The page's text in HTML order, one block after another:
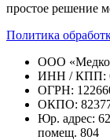
простое решение
Политика
ООО
ИНН / КПП:
ОГРН:
ОКПО:
Юр. адрес:
помещ. 804